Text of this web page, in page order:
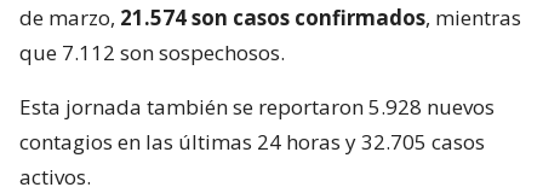
de marzo, 21.574 son casos confirmados, mientras
que 7.112 son sospechosos.
Esta jornada también se reportaron 5.928 nuevos
contagios en las últimas 24 horas y 32.705 casos
activos.